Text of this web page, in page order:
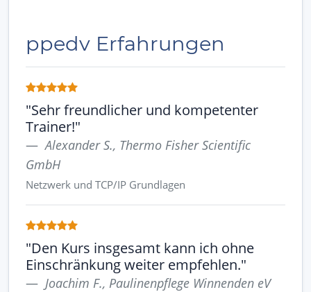
ppedv Erfahrungen
"Sehr freundlicher und kompetenter
Trainer!"
Alexander S., Thermo Fisher Scientific
GmbH
Netzwerk und TCP/IP Grundlagen
"Den Kurs insgesamt kann ich ohne
Einschränkung weiter empfehlen."
Joachim F., Paulinenpflege Winnenden eV